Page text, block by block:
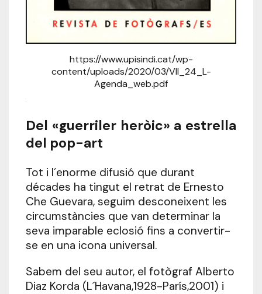
https://www.upisindi.cat/wp-
content/uploads/2020/03/VII_24_L-
Agenda_web.pdf
.
Del «guerriler heròic» a estrella
del pop-art
Tot i l´enorme difusió que durant
décades ha tingut el retrat de Ernesto
Che Guevara, seguim desconeixent les
circumstàncies que van determinar la
seva imparable eclosió fins a convertir-
se en una icona universal.
Sabem del seu autor, el fotògraf Alberto
Diaz Korda (L´Havana,1928-París,2001) i